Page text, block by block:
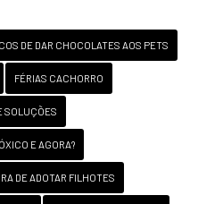
DE DAR CHOCOLATES AOS PETS
FÉRIAS CACHORRO
SOLUÇÕES
E AGORA?
DE ADOTAR FILHOTES